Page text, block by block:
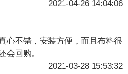
2021-04-26 14:04:06
心不错，安装方便，而且布料很
会回购。
2021-03-28 15:53:32